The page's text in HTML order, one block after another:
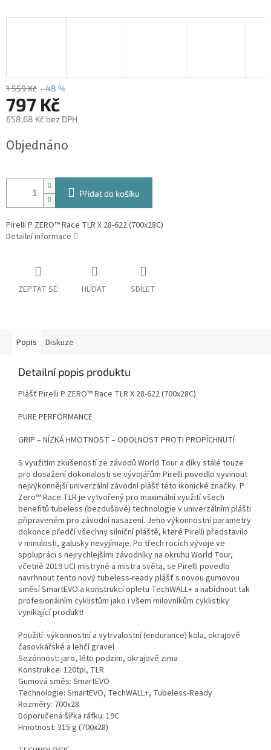
1 559 Kč –48 %
797 Kč
658,68 Kč bez DPH
cena:
Objednáno
Přidat do košíku
Pirelli P ZERO™ Race TLR X 28-622 (700x28C)
Detailní informace
ZEPTAT SE HLÍDAT SDÍLET
Popis Diskuze
Detailní popis produktu
Plášť Pirelli P ZERO™ Race TLR X 28-622 (700x28C)
PURE PERFORMANCE
GRIP – NÍZKÁ HMOTNOST – ODOLNOST PROTI PROPÍCHNUTÍ
S využitím zkušeností ze závodů World Tour a díky stálé touze
pro dosažení dokonalosti se vývojářům Pirelli povedlo vyvinout
nejvýkonnější univerzální závodní plášť této ikonické značky. P
Zero™ Race TLR je vytvořený pro maximální využití všech
benefitů tubeless (bezdušové) technologie v univerzálním plášti
připraveném pro závodní nasazení. Jeho výkonnostní parametry
dokonce předčí všechny silniční pláště, které Pirelli představilo
v minulosti, galusky nevyjímaje. Po třech rocích vývoje ve
spolupráci s nejrychlejšími závodníky na okruhu World Tour,
včetně 2019 UCI mistryně a mistra světa, se Pirelli povedlo
navrhnout tento nový tubeless-ready plášť s novou gumovou
směsí SmartEVO a konstrukcí opletu TechWALL+ a nabídnout tak
profesionálním cyklistům jako i všem milovníkům cyklistiky
vynikající produkt!
Použití: výkonnostní a vytrvalostní (endurance) kola, okrajově
časovkářské a lehčí gravel
Sezónnost: jaro, léto podzim, okrajově zima
Konstrukce: 120tpi, TLR
Gumová směs: SmartEVO
Technologie: SmartEVO, TechWALL+, Tubeless-Ready
Rozměry: 700x28
Doporučená šířka ráfku: 19C
Hmotnost: 315 g (700x28)